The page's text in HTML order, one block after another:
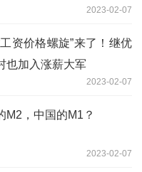
2023-02-07
资价格螺旋”来了！继优
也加入涨薪大军
2023-02-07
M2，中国的M1？
2023-02-07